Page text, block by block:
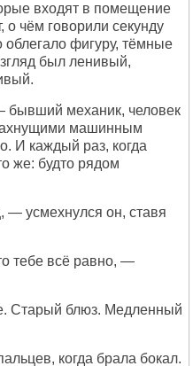
входят в помещение
чём говорили секунду
облегало фигуру, тёмные
был ленивый,
бывший механик, человек
машинным
И каждый раз, когда
же: будто рядом
— усмехнулся он, ставя
тебе всё равно, —
Старый блюз. Медленный
когда брала бокал.